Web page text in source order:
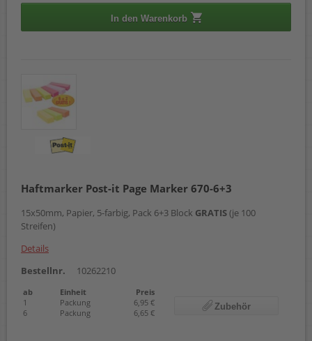
In den Warenkorb
Haftmarker Post-it Page Marker 670-6+3
15x50mm, Papier, 5-farbig, Pack 6+3 Block GRATIS(je 100
Streifen)
Details
Bestellnr.
10262210
ab Einheit
Preis
1
Packung
6,95 €
6
Packung 6,65 €
Zubehör